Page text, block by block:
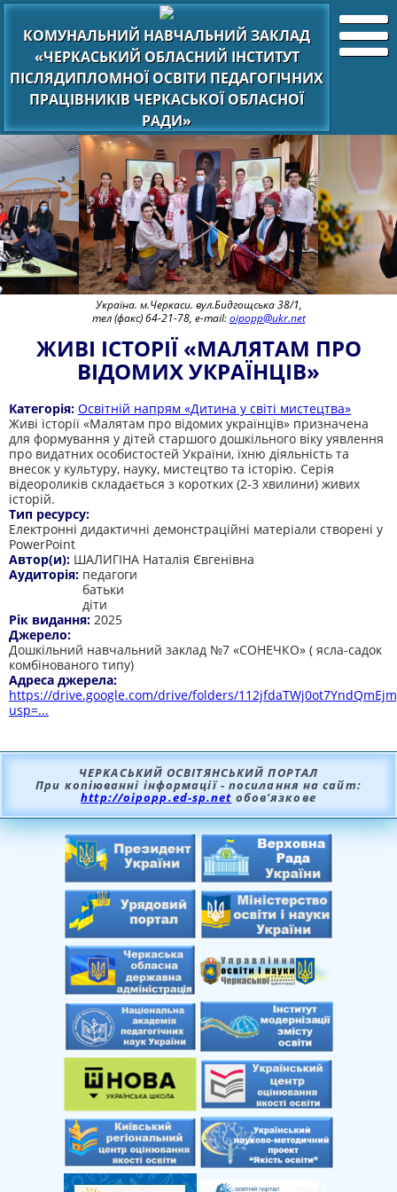
КОМУНАЛЬНИЙ НАВЧАЛЬНИЙ ЗАКЛАД
«ЧЕРКАСЬКИЙ ОБЛАСНИЙ ІНСТИТУТ
ПІСЛЯДИПЛОМНОЇ ОСВІТИ ПЕДАГОГІЧНИХ
ПРАЦІВНИКІВ ЧЕРКАСЬКОЇ ОБЛАСНОЇ
РАДИ»
Україна. м.Черкаси. вул.Бидгощська 38/1,
тел (факс) 64-21-78, e-mail:oipopp@ukr.net
ЖИВІ ІСТОРІЇ «МАЛЯТАМ ПРО
ВІДОМИХ УКРАЇНЦІВ»
Категорія: Освітній напрям «Дитина у світі мистецтва»
Живі історії «Малятам про відомих українців» призначена
для формування у дітей старшого дошкільного віку уявлення
про видатних особистостей України, їхню діяльність та
внесок у культуру, науку, мистецтво та історію. Серія
відеороликів складається з коротких (2-3 хвилини) живих
історій.
Тип ресурсу:
Електронні дидактичні демонстраційні матеріали створені у
PowerPoіnt
Автор(и): ШАЛИГІНА Наталія Євгенівна
Аудиторія: педагоги
батьки
діти
Рік видання: 2025
Джерело:
Дошкільний навчальний заклад №7 «СОНЕЧКО» ( ясла-садок
комбінованого типу)
Адреса джерела:
https://drive.google.com/drive/folders/
usp=...
ЧЕРКАСЬКИЙ ОСВІТЯНСЬКИЙ ПОРТАЛ
При копіюванні інформації - посилання на сайт:
http://oipopp.ed-sp.net обов’язкове